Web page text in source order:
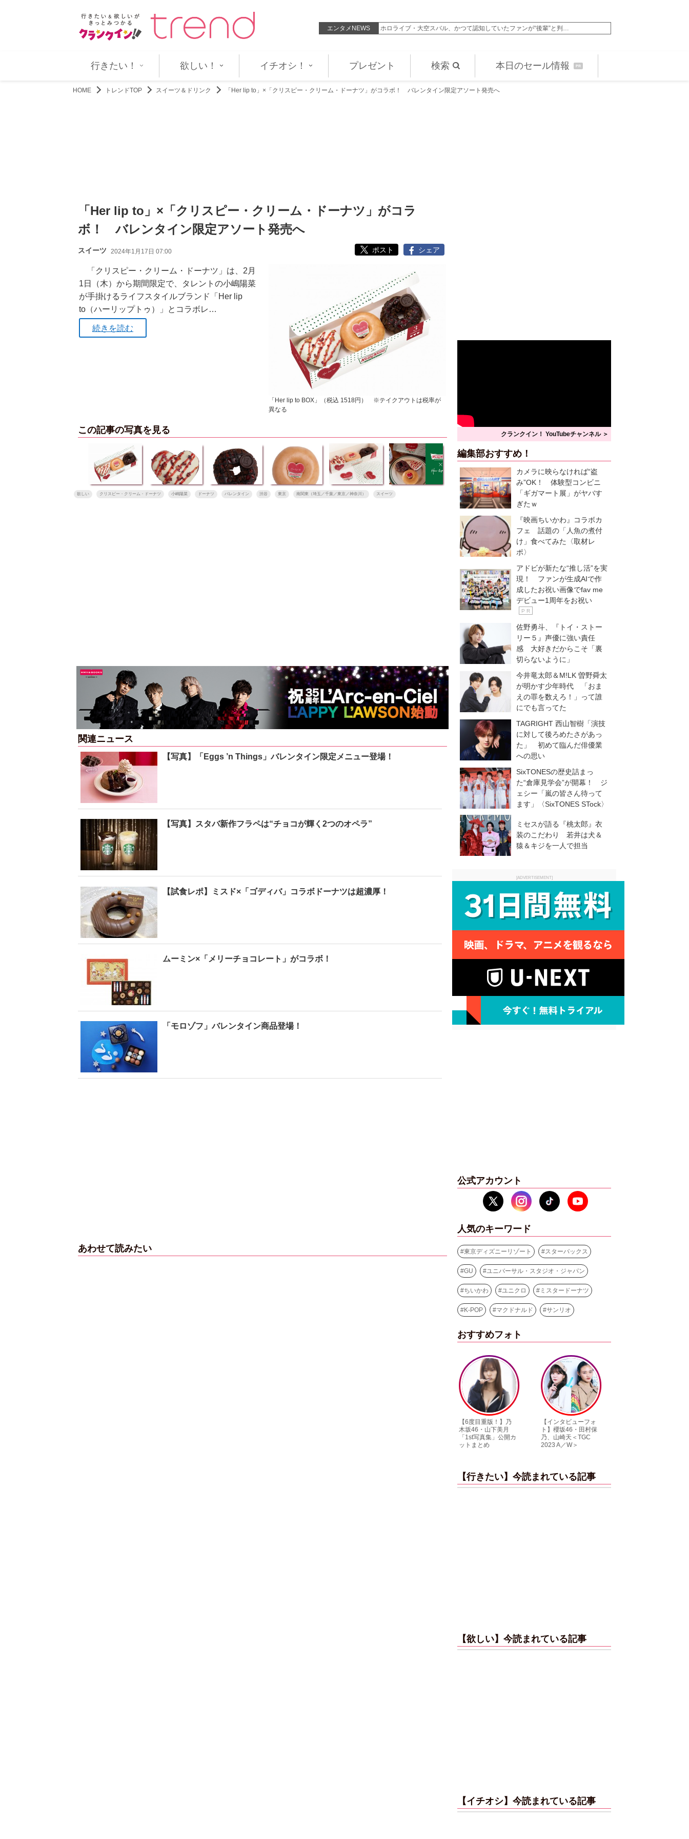
エンタメNEWS
「EBiDAN museum 2026」新グループiiONDOが加わったメインビジュ… ホロライブ・大空スバル、かつて認知していたファンが“後輩”と判…
行きたい！ 欲しい！ イチオシ！ プレゼント 検索 本日のセール情報 PR
HOME トレンドTOP スイーツ＆ドリンク 「Her lip to」×「クリスピー・クリーム・ドーナツ」がコラボ！ バレンタイン限定アソート発売へ
「Her lip to」×「クリスピー・クリーム・ドーナツ」がコラ
ボ！ バレンタイン限定アソート発売へ
スイーツ 2024年1月17日 07:00 ポスト シェア
「Her lip to BOX」（税込 1518円） ※テイクアウトは税率が
異なる
「クリスピー・クリーム・ドーナツ」は、2月
1日（木）から期間限定で、タレントの小嶋陽菜
が手掛けるライフスタイルブランド「Her lip
to（ハーリップトゥ）」とコラボレ…
続きを読む
この記事の写真を見る
欲しい クリスピー・クリーム・ドーナツ 小嶋陽菜 ドーナツ バレンタイン 渋谷 東京 南関東（埼玉／千葉／東京／神奈川） スイーツ
関連ニュース
【写真】「Eggs ’n Things」バレンタイン限定メニュー登場！
【写真】スタバ新作フラペは“チョコが輝く2つのオペラ”
【試食レポ】ミスド×「ゴディバ」コラボドーナツは超濃厚！
ムーミン×「メリーチョコレート」がコラボ！
「モロゾフ」バレンタイン商品登場！
あわせて読みたい
クランクイン！ YouTubeチャンネル ＞
編集部おすすめ！
カメラに映らなければ“盗
み”OK！ 体験型コンビニ
「ギガマート展」がヤバす
ぎたｗ
『映画ちいかわ』コラボカ
フェ 話題の「人魚の煮付
け」食べてみた〈取材レ
ポ〉
アドビが新たな“推し活”を実
現！ ファンが生成AIで作
成したお祝い画像でfav me
デビュー1周年をお祝い
P R
佐野勇斗、『トイ・ストー
リー５』声優に強い責任
感 大好きだからこそ「裏
切らないように」
今井竜太郎＆M!LK 曽野舜太
が明かす少年時代 「おま
えの罪を数えろ！」って誰
にでも言ってた
TAGRIGHT 西山智樹「演技
に対して後ろめたさがあっ
た」 初めて臨んだ俳優業
への思い
SixTONESの歴史詰まっ
た“倉庫見学会”が開幕！ ジ
ェシー「嵐の皆さん待って
ます」〈SixTONES STock〉
ミセスが語る『桃太郎』衣
装のこだわり 若井は犬＆
猿＆キジを一人で担当
[ADVERTISEMENT]
公式アカウント
人気のキーワード
#東京ディズニーリゾート #スターバックス
#GU #ユニバーサル・スタジオ・ジャパン
#ちいかわ #ユニクロ # ミスタードーナツ
#K-POP #マクドナルド #サンリオ
おすすめフォト
【インタビューフォ
ト】櫻坂46・田村保
乃、山崎天＜TGC
2023 A／W＞
ピンクの衣装がステ
キ！ 「ME:I」MIU＆
KEIKO撮り下ろしイ
ンタビューフォト
【行きたい】今読まれている記事
【欲しい】今読まれている記事
【イチオシ】今読まれている記事